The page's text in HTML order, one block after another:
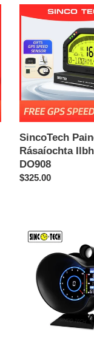
SincoTech
Painéal
Rásaíochta
Ilbhliantúil
DO908
SincoTech
Rásaíochta
DO908
Regular
$325.00
SincoTech
Tomhsaire
Rásaíochta
Braiteoir
Ilbhliantúil
DO916s